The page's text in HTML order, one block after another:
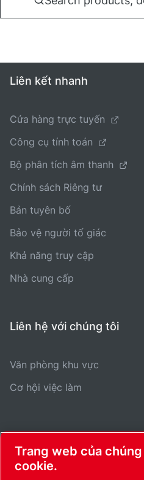
Liên kết nhanh
Cửa hàng trực tuyến
Công cụ tính toán
Bộ phân tích âm thanh
Chính sách Riêng tư
Bản tuyên bố
Bảo vệ người tố giác
Khả năng truy cập
Nhà cung cấp
Liên hệ với chúng tôi
Văn phòng khu vực
Cơ hội việc làm
THÔNG
Trang web của
cookie.